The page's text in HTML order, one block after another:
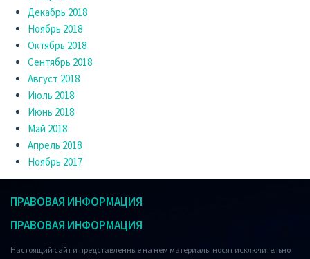
Декабрь 2018
Ноябрь 2018
Октябрь 2018
Сентябрь 2018
Август 2018
Июль 2018
Июнь 2018
Май 2018
Апрель 2018
Ноябрь 2017
ПРАВОВАЯ ИНФОРМАЦИЯ
ПРАВОВАЯ ИНФОРМАЦИЯ
Настоящий сайт и представленные на нем материалы носят исключительно